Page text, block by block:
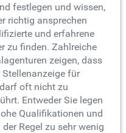
festlegen und wissen,
richtig ansprechen
und erfahrene
zu finden. Zahlreiche
zeigen, dass
für
oft nicht zu
Entweder Sie legen
Qualifikationen und
Regel zu sehr wenig